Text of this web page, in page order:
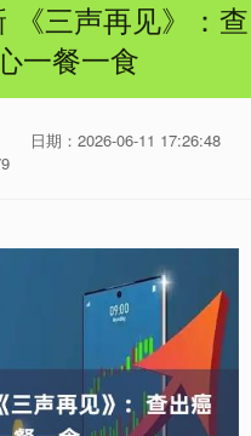
《三声再见》：查
一餐一食
日期：2026-06-11 17:26:48